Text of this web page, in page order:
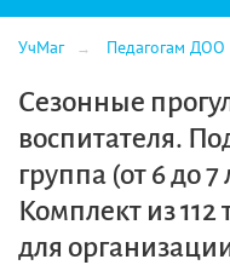
УчМаг Педагогам ДОО
Сезонные
воспитателя.
группа (от 6 до
Комплект из 112
для